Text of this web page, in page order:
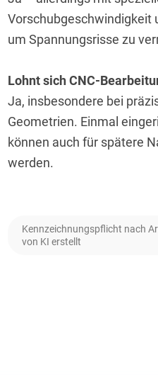
Vorschubgeschwindigkeit
um Spannungsrisse zu
Lohnt sich CNC-
Ja, insbesondere bei
Geometrien. Einmal
können auch für spätere
werden.
Kennzeichnungspflicht nach
von KI erstellt